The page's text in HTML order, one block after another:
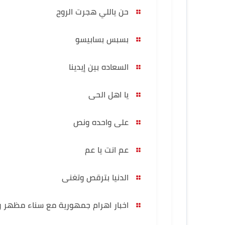
حن ياللي هجرت الروح
بسبس بسابيسو
السعاده بين إيدينا
يا اهل الحى
على واحده ونص
عم انت يا عم
الدنيا بترقص وتغنى
اخبار اهرام جمهورية مع سناء مظهر